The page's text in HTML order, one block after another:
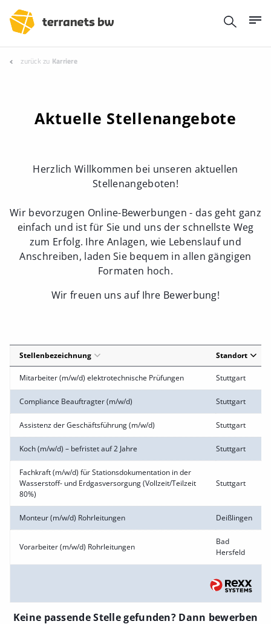
zurück zu Karriere
Aktuelle Stellenangebote
Herzlich Willkommen bei unseren aktuellen
Stellenangeboten!
Wir bevorzugen Online-Bewerbungen - das geht ganz
einfach und ist für Sie und uns der schnellste Weg
zum Erfolg. Ihre Anlagen, wie Lebenslauf und
Anschreiben, laden Sie bequem in allen gängigen
Formaten hoch.
Wir freuen uns auf Ihre Bewerbung!
Stellenbezeichnung Standort
Mitarbeiter (m/w/d) elektrotechnische Prüfungen Stuttgart
Compliance Beauftragter (m/w/d) Stuttgart
Assistenz der Geschäftsführung (m/w/d) Stuttgart
Koch (m/w/d) – befristet auf 2 Jahre Stuttgart
Fachkraft (m/w/d) für Stationsdokumentation in der
Wasserstoff- und Erdgasversorgung (Vollzeit/Teilzeit
80%)
Stuttgart
Monteur (m/w/d) Rohrleitungen Deißlingen
Vorarbeiter (m/w/d) Rohrleitungen
Bad
Hersfeld
Keine passende Stelle gefunden? Dann bewerben